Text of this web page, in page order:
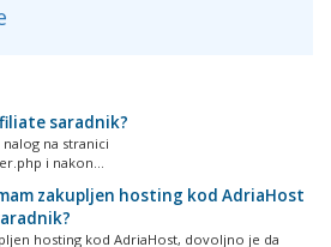
saradnik?
na stranici
i nakon...
zakupljen hosting kod AdriaHost
hosting kod AdriaHost, dovoljno je da